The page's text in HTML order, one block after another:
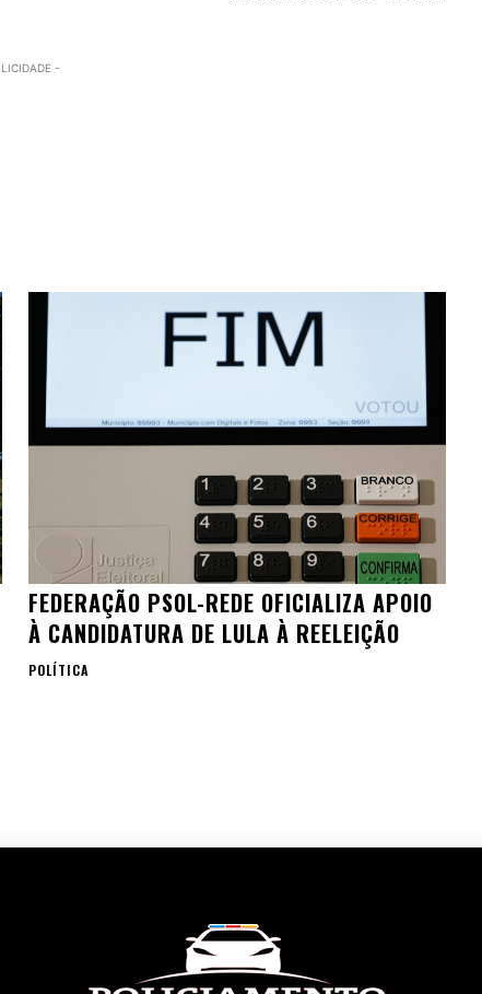
-
FEDERAÇÃO PSOL-REDE OFICIALIZA APOIO
À CANDIDATURA DE LULA À REELEIÇÃO
POLÍTICA